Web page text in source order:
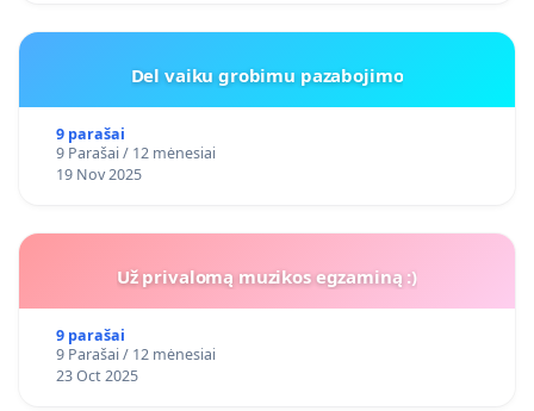
Del vaiku grobimu pazabojimo
9 parašai
9 Parašai / 12 mėnesiai
19 Nov 2025
Už privalomą muzikos egzaminą :)
9 parašai
9 Parašai / 12 mėnesiai
23 Oct 2025